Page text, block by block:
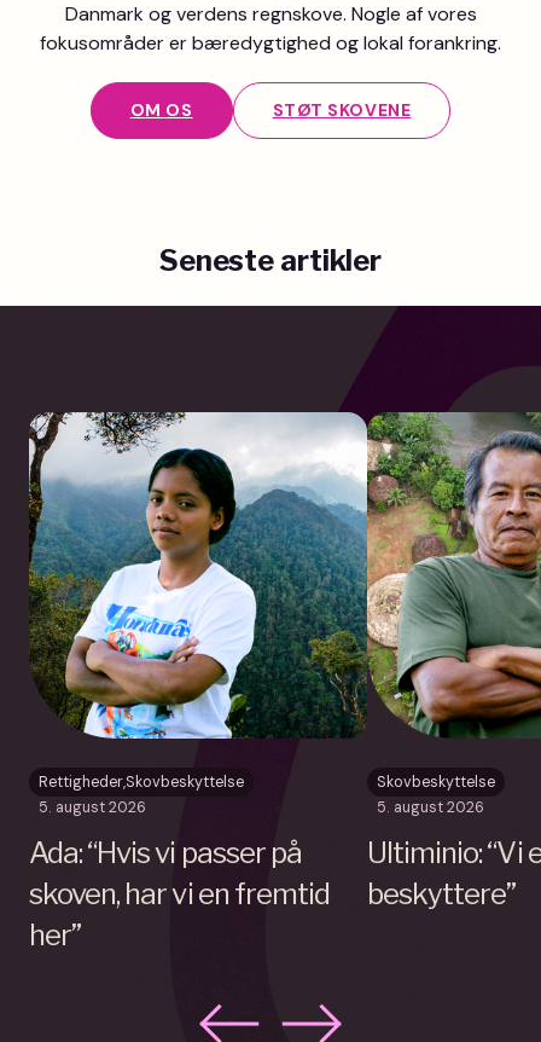
Danmark og verdens regnskove. Nogle af vores
fokusområder er bæredygtighed og lokal forankring.
OM OS STØT SKOVENE
Seneste artikler
Rettigheder,Skovbeskyttelse
5. august 2026
Ada: “Hvis vi passer på
skoven, har vi en fremtid
her”
Skovbeskyttelse
5. august 2026
Ultiminio: “Vi
beskyttere”